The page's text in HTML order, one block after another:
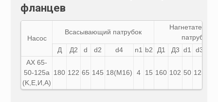
фланцев
Насос
Всасывающий патрубок
патрубок
Д
Д2 d d2 d4 n1 b2 Д1 Д3 d1 d3
АХ65-
50-125а
(K,E,И,A)
180 122 65 145 18(М16) 4 15 160 102 50 125